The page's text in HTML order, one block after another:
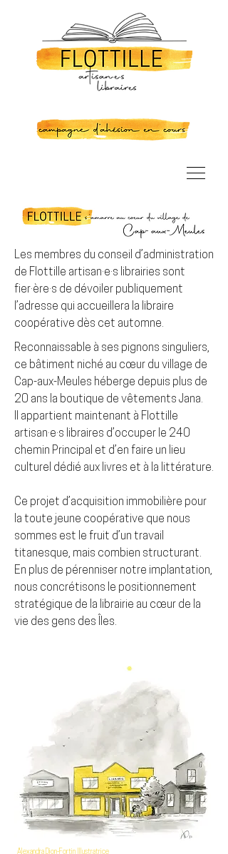
Les membres du conseil d’administration
de Flottille artisan·e·s librairies sont
fier·ère·s de dévoiler publiquement
l’adresse qui accueillera la libraire
coopérative dès cet automne.
Reconnaissable à ses pignons singuliers,
ce bâtiment niché au cœur du village de
Cap-aux-Meules héberge depuis plus de
20 ans la boutique de vêtements Jana.
Il appartient maintenant à Flottille
artisan·e·s libraires d’occuper le 240
chemin Principal et d’en faire un lieu
culturel dédié aux livres et à la littérature.
Ce projet d’acquisition immobilière pour
la toute jeune coopérative que nous
sommes est le fruit d’un travail
titanesque, mais combien structurant.
En plus de pérenniser notre implantation,
nous concrétisons le positionnement
stratégique de la librairie au cœur de la
vie des gens des Îles.
Alexandra Dion-Fortin Illustratrice